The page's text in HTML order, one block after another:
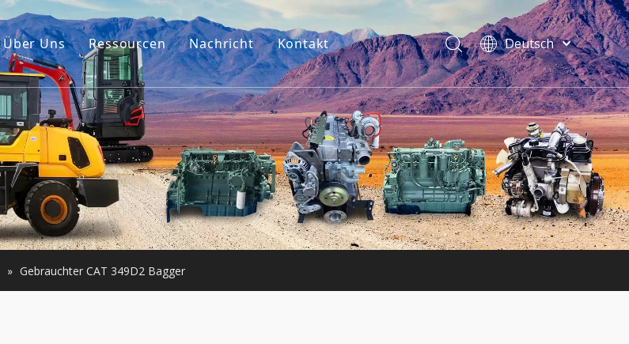
Über Uns
Unsere Geschichte
Unser Vorteil
Ressourcen
Führer
FAQ
Videos
Nachricht Kontakt
Deutsch
فارسی
Bahasa
indonesia
Türk dili
ไทย
Italiano
Português
Español
Pусский
English
» Gebrauchter CAT 349D2 Bagger